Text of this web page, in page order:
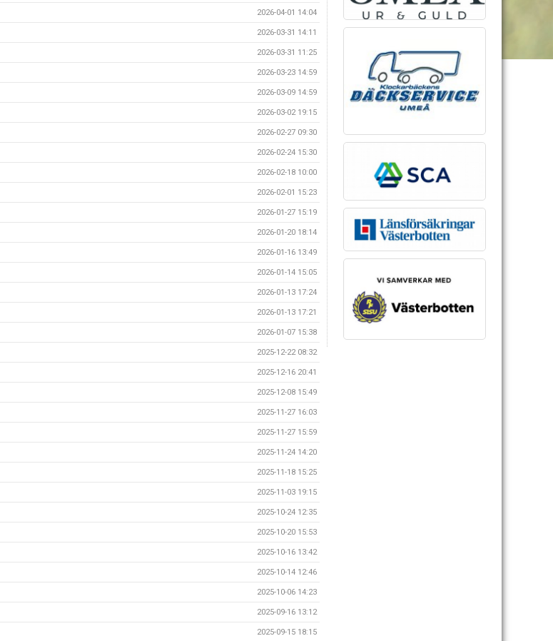
2026-04-01 14:04
2026-03-31 14:11
2026-03-31 11:25
2026-03-23 14:59
2026-03-09 14:59
2026-03-02 19:15
2026-02-27 09:30
2026-02-24 15:30
2026-02-18 10:00
2026-02-01 15:23
2026-01-27 15:19
2026-01-20 18:14
2026-01-16 13:49
2026-01-14 15:05
2026-01-13 17:24
2026-01-13 17:21
2026-01-07 15:38
2025-12-22 08:32
2025-12-16 20:41
2025-12-08 15:49
2025-11-27 16:03
2025-11-27 15:59
2025-11-24 14:20
2025-11-18 15:25
2025-11-03 19:15
2025-10-24 12:35
2025-10-20 15:53
2025-10-16 13:42
2025-10-14 12:46
2025-10-06 14:23
2025-09-16 13:12
2025-09-15 18:15